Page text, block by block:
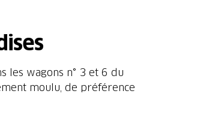
les wagons n° 3 et 6 du
moulu, de préférence